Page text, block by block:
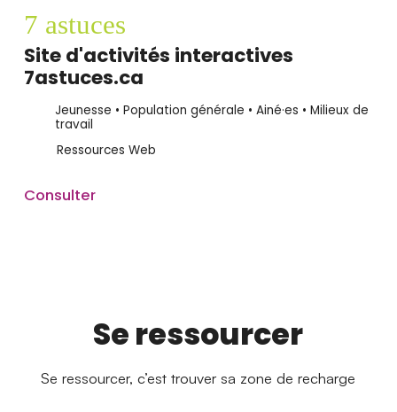
7 astuces
Site d'activités interactives
7astuces.ca
Jeunesse • Population générale • Ainé·es • Milieux de
travail
Ressources Web
Consulter
Se ressourcer
Se ressourcer, c’est trouver sa zone de recharge